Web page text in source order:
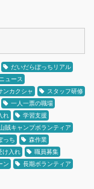
だいだらぼっちリアル
ュース
ンカクシャ
スタッフ研修
一人一票の職場
れ
学習支援
賊キャンプボランティア
っち
森作業
け入れ
職員募集
ン
長期ボランティア